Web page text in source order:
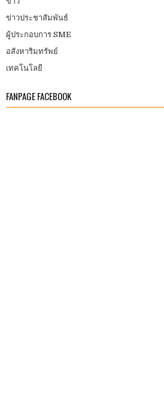
ข่าวประชาสัมพันธ์
ผู้ประกอบการ SME
อสังหาริมทรัพย์
เทคโนโลยี
FANPAGE FACEBOOK